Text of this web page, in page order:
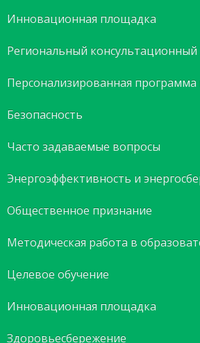
Инновационная площадка
Региональный
Персонализированная программа
Безопасность
Часто задаваемые вопросы
Энергоэффективность и
Общественное признание
Целевое обучение
Инновационная площадка
Здоровьесбережение